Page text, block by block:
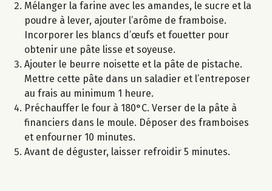
Mélanger la farine avec les amandes, le sucre et la
poudre à lever, ajouter l’arôme de framboise.
Incorporer les blancs d’œufs et fouetter pour
obtenir une pâte lisse et soyeuse.
Ajouter le beurre noisette et la pâte de pistache.
Mettre cette pâte dans un saladier et l’entreposer
au frais au minimum 1 heure.
Préchauffer le four à 180°C. Verser de la pâte à
financiers dans le moule. Déposer des framboises
et enfourner 10 minutes.
Avant de déguster, laisser refroidir 5 minutes.